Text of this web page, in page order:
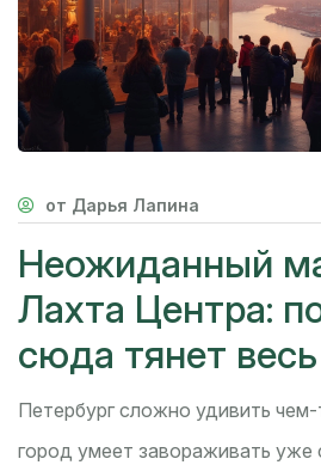
от Дарья Лапина
Неожиданный
Лахта Центра:
сюда тянет
Петербург сложно удивить
город умеет завораживать уже